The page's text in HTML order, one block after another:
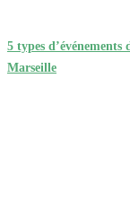
5 types
Marseille